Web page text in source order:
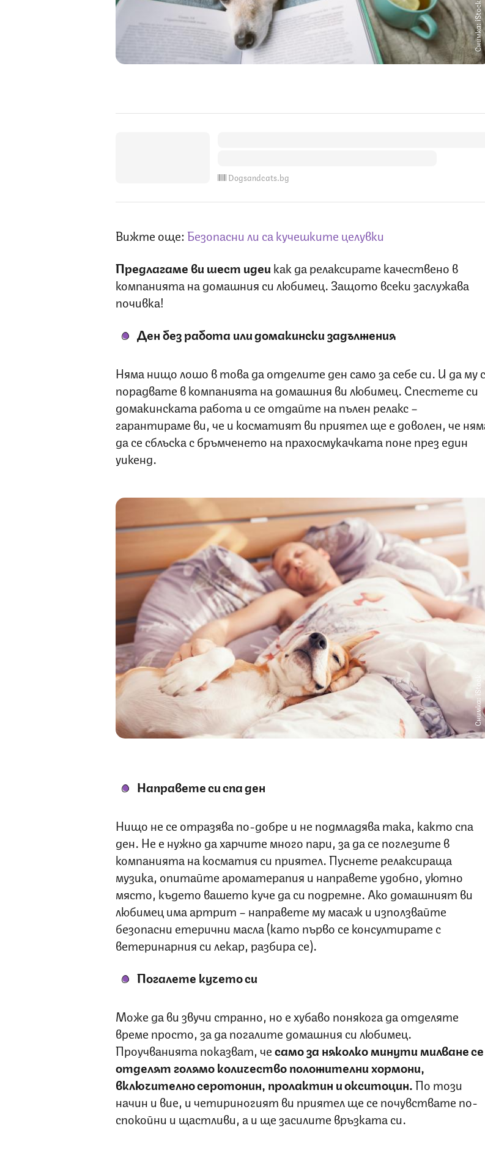
Снимка: iStock
Dogsandcats.bg
Вижте още:Безопасни ли са кучешките целувки
Предлагаме ви шест идеи как да релаксирате качествено в
компанията на домашния си любимец. Защото всеки заслужава
почивка!
Ден без работа или домакински задължения
Няма нищо лошо в това да отделите ден само за себе си. И да му
порадвате в компанията на домашния ви любимец. Спестете си
домакинската работа и се отдайте на пълен релакс –
гарантираме ви, че и косматият ви приятел ще е доволен, че
да се сблъска с бръмченето на прахосмукачката поне през един
уикенд.
Снимка: iStock
Направете си спа ден
Нищо не се отразява по-добре и не подмладява така, както спа
ден. Не е нужно да харчите много пари, за да се поглезите в
компанията на косматия си приятел. Пуснете релаксираща
музика, опитайте ароматерапия и направете удобно, уютно
място, където вашето куче да си подремне. Ако домашният ви
любимец има артрит – направете му масаж и използвайте
безопасни етерични масла (като първо се консултирате с
ветеринарния си лекар, разбира се).
Погалете кучето си
Може да ви звучи странно, но е хубаво понякога да отделяте
време просто, за да погалите домашния си любимец.
Проучванията показват, чесамо за няколко минути милване се
отделят голямо количество положителни хормони,
включително серотонин, пролактин и окситоцин.По този
начин и вие, и четириногият ви приятел ще се почувствате по-
спокойни и щастливи, а и ще засилите връзката си.